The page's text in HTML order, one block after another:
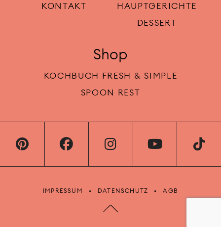
KONTAKT
HAUPTGERICHTE
DESSERT
Shop
KOCHBUCH FRESH & SIMPLE
SPOON REST
IMPRESSUM DATENSCHUTZ AGB